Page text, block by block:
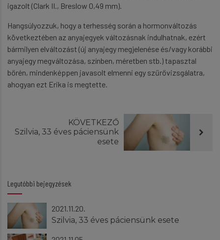
igazolt (Clark II., Breslow 0,49 mm).
Hangsúlyozzuk, hogy a terhesség során a hormonváltozás
következtében az anyajegyek változásnak indulhatnak, ezért
bármilyen elváltozást (új anyajegy megjelenése és/vagy korábbi
anyajegy megváltozása, színben, méretben stb.) tapasztal
bőrén, mindenképpen javasolt elmenni egy szűrővizsgálatra,
ahogyan ezt Erika is megtette.
KÖVETKEZŐ
Szilvia, 33 éves páciensünk
esete
Legutóbbi bejegyzések
2021.11.20.
Szilvia, 33 éves páciensünk esete